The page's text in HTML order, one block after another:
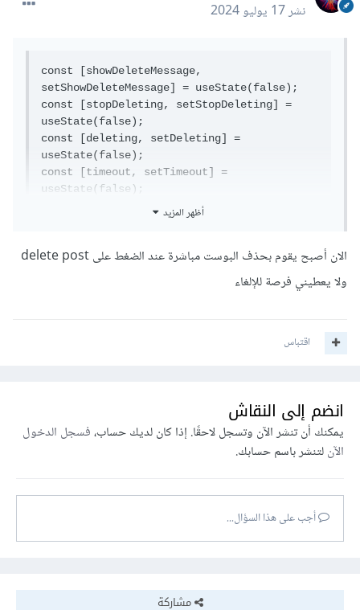
نشر17 يوليو 2024
const [showDeleteMessage,
setShowDeleteMessage] = useState(false);
const [stopDeleting, setStopDeleting] =
useState(false);
const [deleting, setDeleting] =
useState(false);
const [timeout, setTimeout] =
useState(false);
    setShowDeleteMessage(false);
        // الخطأ
    }
    setShowDeleteMessage(true);
            setDeleting(true);
أظهر المزيد
الان أصبح يقوم بحذف البوست مباشرة عند الضغط على delete post
ولا يعطيني فرصة للإلغاء
اقتباس
انضم إلى النقاش
يمكنك أن تنشر الآن وتسجل لاحقًا. إذا كان لديك حساب،فسجل الدخول
الآنلتنشر باسم حسابك.
أجب على هذا السؤال...
مشاركة